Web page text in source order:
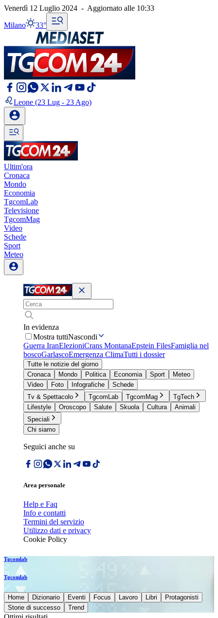
Venerdì 12 Luglio 2024 - Aggiornato alle 10:33
Milano 33°
Leone (23 Lug - 23 Ago)
Ultim'ora
Cronaca
Mondo
Economia
TgcomLab
Televisione
TgcomMag
Video
Schede
Sport
Meteo
In evidenza
Mostra tuttiNascondi
Guerra IranElezioniCrans MontanaEpstein FilesFamiglia nel
boscoGarlascoEmergenza ClimaTutti i dossier
Tutte le notizie del giorno
Cronaca
Mondo Politica Economia Sport
Meteo
Video
Foto Infografiche
Schede
Tv & Spettacolo
TgcomLab TgcomMag
TgTech
Lifestyle
Oroscopo Salute Skuola Cultura
Animali
Speciali
Chi siamo
Seguici anche su
Area personale
Help e Faq
Info e contatti
Termini del servizio
Utilizzo dati e privacy
Cookie Policy
Tgcomlab
Tgcomlab
Home Dizionario Eventi Focus Lavoro Libri
Protagonisti
Storie di successo
Trend